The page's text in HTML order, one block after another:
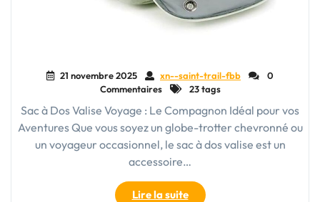
21 novembre 2025 xn--saint-trail-fbb
0
Commentaires
23 tags
Sac à Dos Valise Voyage : Le Compagnon Idéal pour vos
Aventures Que vous soyez un globe-trotter chevronné ou
un voyageur occasionnel, le sac à dos valise est un
accessoire…
Lire la suite"Le